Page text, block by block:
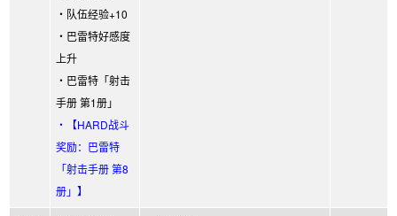
・队伍经验+10
・巴雷特好感度
上升
・巴雷特「射击
手册 第1册」
・【HARD战斗
奖励：巴雷特
「射击手册 第8
册」】